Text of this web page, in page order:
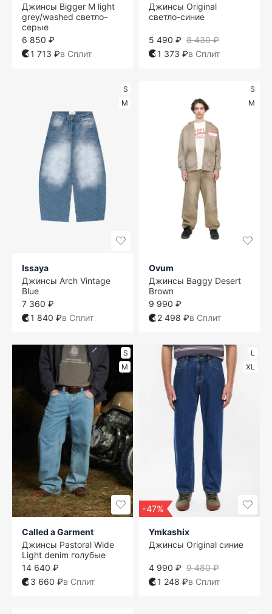
Джинсы Bigger M light
grey/washed светло-
серые
6 850 ₽
1 713 ₽в Сплит
Джинсы Original
светло-синие
8 430 ₽
5 490 ₽
1 373 ₽в Сплит
S
M
Issaya
Джинсы Arch Vintage
Blue
7 360 ₽
1 840 ₽в Сплит
S
M
Ovum
Джинсы Baggy Desert
Brown
9 990 ₽
2 498 ₽в Сплит
S
M
Called a Garment
Джинсы Pastoral Wide
Light denim голубые
14 640 ₽
3 660 ₽в Сплит
L
XL
-47%
Ymkashix
Джинсы Original синие
9 480 ₽
4 990 ₽
1 248 ₽в Сплит